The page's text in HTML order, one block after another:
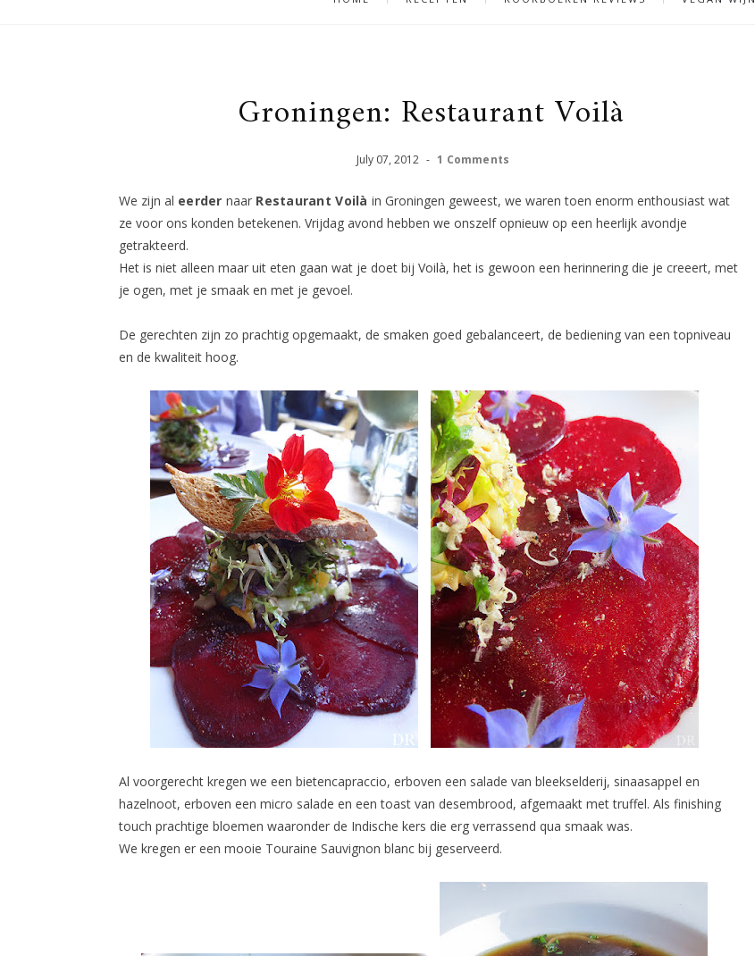
Groningen: Restaurant Voilà
July 07,2012 - 1 Comments
We zijn al eerder naarRestaurant Voilàin Groningen geweest, we waren toen enorm enthousiast wat
ze voor ons konden betekenen. Vrijdag avond hebben we onszelf opnieuw op een heerlijk avondje
getrakteerd.
Het is niet alleen maar uit eten gaan wat je doet bij Voilà, het is gewoon een herinnering die je creeert, met
je ogen, met je smaak en met je gevoel.
De gerechten zijn zo prachtig opgemaakt, de smaken goed gebalanceert, de bediening van een topniveau
en de kwaliteit hoog.
Al voorgerecht kregen we een bietencapraccio, erboven een salade van bleekselderij, sinaasappel en
hazelnoot, erboven een micro salade en een toast van desembrood, afgemaakt met truffel. Als finishing
touch prachtige bloemen waaronder de Indische kers die erg verrassend qua smaak was.
We kregen er een mooie Touraine Sauvignon blanc bij geserveerd.